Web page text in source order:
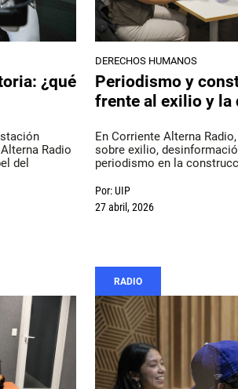
¿qué
Radio
del
DERECHOS HUMANOS
Periodismo y
frente al exilio y la
En Corriente Alterna
sobre exilio,
periodismo en la
Por:UIP
27 abril, 2026
RADIO